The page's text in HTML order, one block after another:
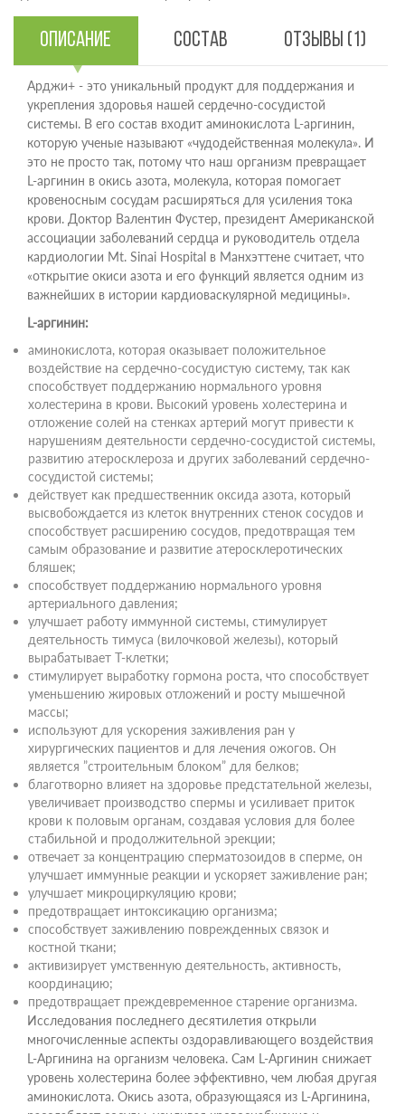
Описание Состав Отзывы (1)
Арджи+ - это уникальный продукт для поддержания и
укрепления здоровья нашей сердечно-сосудистой
системы. В его состав входит аминокислота L-аргинин,
которую ученые называют «чудодейственная молекула». И
это не просто так, потому что наш организм превращает
L-аргинин в окись азота, молекула, которая помогает
кровеносным сосудам расширяться для усиления тока
крови. Доктор Валентин Фустер, президент Американской
ассоциации заболеваний сердца и руководитель отдела
кардиологии Mt. Sinai Hospital в Манхэттене считает, что
«открытие окиси азота и его функций является одним из
важнейших в истории кардиоваскулярной медицины».
L-аргинин:
аминокислота, которая оказывает положительное
воздействие на сердечно-сосудистую систему, так как
способствует поддержанию нормального уровня
холестерина в крови. Высокий уровень холестерина и
отложение солей на стенках артерий могут привести к
нарушениям деятельности сердечно-сосудистой системы,
развитию атеросклероза и других заболеваний сердечно-
сосудистой системы;
действует как предшественник оксида азота, который
высвобождается из клеток внутренних стенок сосудов и
способствует расширению сосудов, предотвращая тем
самым образование и развитие атеросклеротических
бляшек;
способствует поддержанию нормального уровня
артериального давления;
улучшает работу иммунной системы, стимулирует
деятельность тимуса (вилочковой железы), который
вырабатывает Т-клетки;
стимулирует выработку гормона роста, что способствует
уменьшению жировых отложений и росту мышечной
массы;
используют для ускорения заживления ран у
хирургических пациентов и для лечения ожогов. Он
является ”строительным блоком” для белков;
благотворно влияет на здоровье предстательной железы,
увеличивает производство спермы и усиливает приток
крови к половым органам, создавая условия для более
стабильной и продолжительной эрекции;
отвечает за концентрацию сперматозоидов в сперме, он
улучшает иммунные реакции и ускоряет заживление ран;
улучшает микроциркуляцию крови;
предотвращает интоксикацию организма;
способствует заживлению поврежденных связок и
костной ткани;
активизирует умственную деятельность, активность,
координацию;
предотвращает преждевременное старение организма.
Исследования последнего десятилетия открыли
многочисленные аспекты оздоравливающего воздействия
L-Аргинина на организм человека. Сам L-Аргинин снижает
уровень холестерина более эффективно, чем любая другая
аминокислота. Окись азота, образующаяся из L-Аргинина,